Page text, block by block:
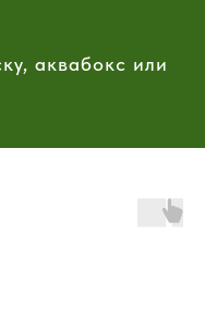
аквабокс или